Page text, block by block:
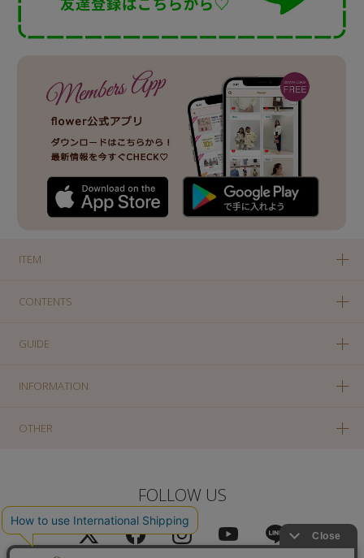
ITEM
CONTENTS
GUIDE
INFORMATION
OTHER
FOLLOW US